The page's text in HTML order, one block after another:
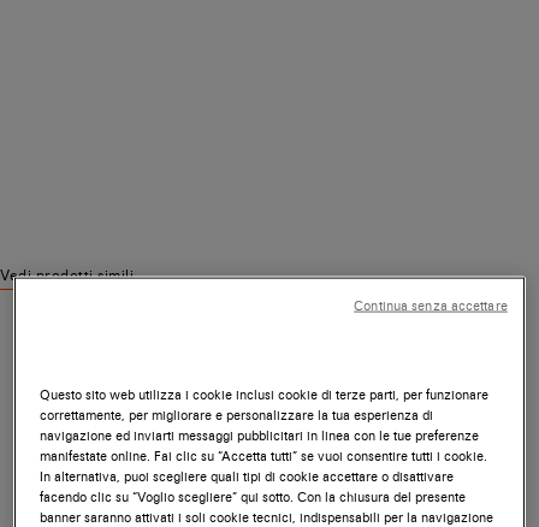
Vedi prodotti simili
Questo sito web utilizza i cookie inclusi cookie di terze parti, per funzionare
correttamente, per migliorare e personalizzare la tua esperienza di
navigazione ed inviarti messaggi pubblicitari in linea con le tue preferenze
manifestate online. Fai clic su “Accetta tutti” se vuoi consentire tutti i cookie.
In alternativa, puoi scegliere quali tipi di cookie accettare o disattivare
facendo clic su “Voglio scegliere” qui sotto. Con la chiusura del presente
banner saranno attivati i soli cookie tecnici, indispensabili per la navigazione
Continua senza accettare